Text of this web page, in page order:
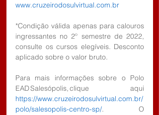
www.cruzeirodosulvirtual.com.br
*Condição válida apenas para calouros
ingressantes no 2º semestre de 2022,
consulte os cursos elegíveis. Desconto
aplicado sobre o valor bruto.
Para mais informações sobre o Polo
https://www.cruzeirodosulvirtual.com.br/
polo/salesopolis-centro-sp/. O